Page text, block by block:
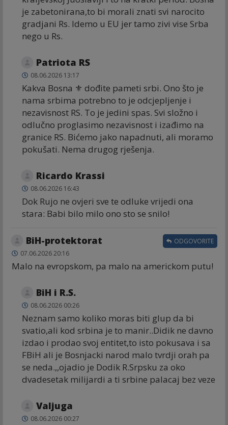
je zabetonirana,to bi morali znati svi narocito
gradjani Rs. Idemo u EU jer tamo zivi vise Srba
nego u Rs.
Patriota RS
08.06.2026 13:17
Kakva Bosna ⚜️ dođite pameti srbi. Ono što je
nama srbima potrebno to je odcjepljenje i
nezavisnost RS. To je jedini spas. Svi složno i
odlučno proglasimo nezavisnost i izađimo na
granice RS. Bićemo jako napadnuti, ali moramo
pokušati. Nema drugog rješenja.
Ricardo Krassi
08.06.2026 16:43
Dok Rujo ne ovjeri sve te odluke vrijedi ona
stara: Babi bilo milo ono sto se snilo!
BiH-protektorat
07.06.2026 20:16
Malo na evropskom, pa malo na americkom putu!
ODGOVORITE
BiH i R.S.
08.06.2026 00:26
Neznam samo koliko moras biti glup da bi
svatio,ali kod srbina je to manir..Didik ne davno
izdao i prodao svoj entitet,to isto pokusava i sa
FBiH ali je Bosnjacki narod malo tvrdji orah pa
se neda.,,ojadio je Dodik R.Srpsku za oko
dvadesetak milijardi a ti srbine palacaj bez veze
Valjuga
08.06.2026 00:27